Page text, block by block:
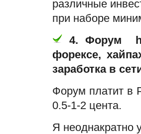
различные
при наборе
4. Форум
форексе,
заработка в
Форум платит в
0.5-1-2 цента.
Я неоднакратно